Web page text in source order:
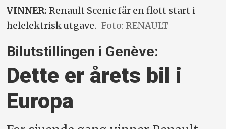
VINNER: Renault Scenic får en flott start i
helelektrisk utgave. Foto: RENAULT
Bilutstillingen i Genève:
Dette er årets bil i
Europa